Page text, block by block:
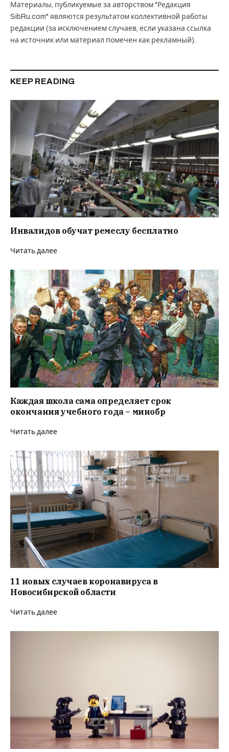
Материалы, публикуемые за авторством "Редакция
SibRu.com" являются результатом коллективной работы
редакции (за исключением случаев, если указана ссылка
на источник или материал помечен как рекламный).
KEEP READING
Инвалидов обучат ремеслу бесплатно
Читать далее
Каждая школа сама определяет срок
окончания учебного года – минобр
Читать далее
11 новых случаев коронавируса в
Новосибирской области
Читать далее